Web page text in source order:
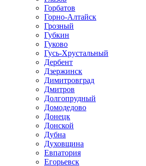
Горбатов
Горно-Алтайск
Грозный
Губкин
Гуково
Гусь-Хрустальный
Дербент
Дзержинск
Димитровград
Дмитров
Долгопрудный
Домодедово
Донецк
Донской
Дубна
Духовщина
Евпатория
Егорьевск